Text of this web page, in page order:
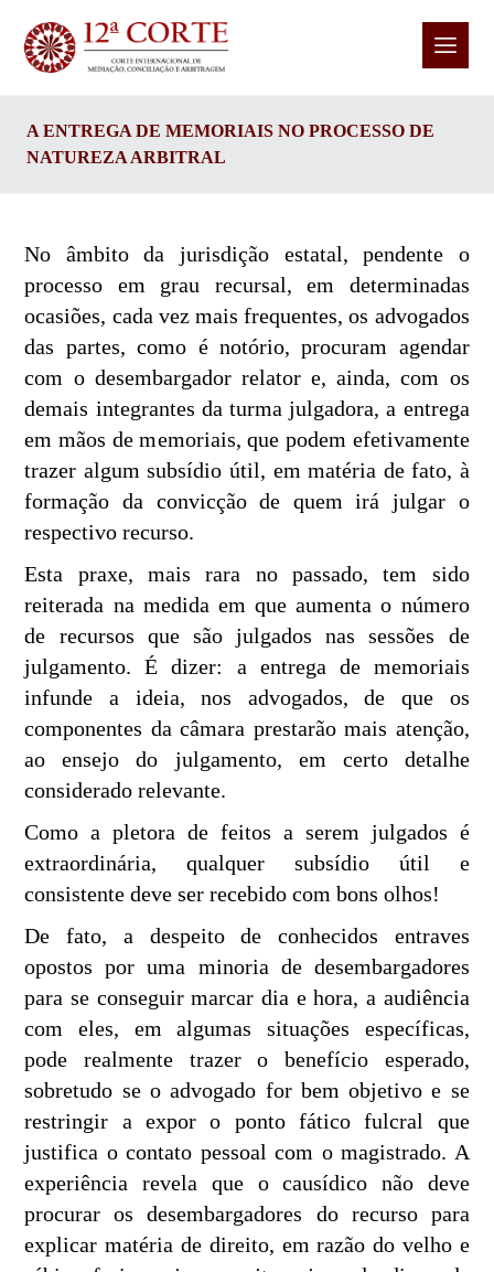
A ENTREGA DE MEMORIAIS NO PROCESSO DE
NATUREZA ARBITRAL
No âmbito da jurisdição estatal, pendente o
processo em grau recursal, em determinadas
ocasiões, cada vez mais frequentes, os advogados
das partes, como é notório, procuram agendar
com o desembargador relator e, ainda, com os
demais integrantes da turma julgadora, a entrega
em mãos de memoriais, que podem efetivamente
trazer algum subsídio útil, em matéria de fato, à
formação da convicção de quem irá julgar o
respectivo recurso.
Esta praxe, mais rara no passado, tem sido
reiterada na medida em que aumenta o número
de recursos que são julgados nas sessões de
julgamento. É dizer: a entrega de memoriais
infunde a ideia, nos advogados, de que os
componentes da câmara prestarão mais atenção,
ao ensejo do julgamento, em certo detalhe
considerado relevante.
Como a pletora de feitos a serem julgados é
extraordinária, qualquer subsídio útil e
consistente deve ser recebido com bons olhos!
De fato, a despeito de conhecidos entraves
opostos por uma minoria de desembargadores
para se conseguir marcar dia e hora, a audiência
com eles, em algumas situações específicas,
pode realmente trazer o benefício esperado,
sobretudo se o advogado for bem objetivo e se
restringir a expor o ponto fático fulcral que
justifica o contato pessoal com o magistrado. A
experiência revela que o causídico não deve
procurar os desembargadores do recurso para
explicar matéria de direito, em razão do velho e